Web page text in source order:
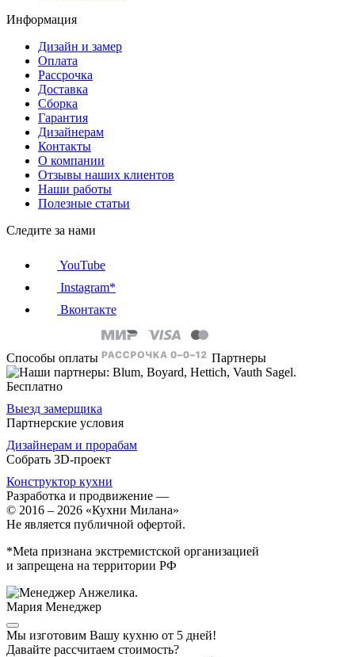
Информация
Дизайн и замер
Оплата
Рассрочка
Доставка
Сборка
Гарантия
Дизайнерам
Контакты
О компании
Отзывы наших клиентов
Наши работы
Полезные статьи
Следите за нами
YouTube
Instagram*
Вконтакте
Способы оплаты Партнеры
Бесплатно
Выезд замерщика
Партнерские условия
Дизайнерам и прорабам
Собрать 3D-проект
Конструктор кухни
Разработка и продвижение —
© 2016 – 2026 «Кухни Милана»
Не является публичной офертой.
*Meta признана экстремистской организацией
и запрещена на территории РФ
Мария Менеджер
Мы изготовим Вашу кухню от 5 дней!
Давайте рассчитаем стоимость?